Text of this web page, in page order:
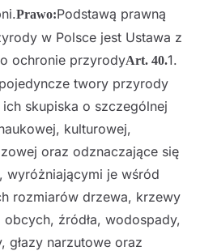
Prawo:Podstawą prawną
w Polsce jest Ustawa z
ochronie przyrodyArt. 40.1.
twory przyrody
skupiska o szczególnej
kulturowej,
oraz odznaczające się
wyróżniającymi je wśród
rozmiarów drzewa, krzewy
źródła, wodospady,
głazy narzutowe oraz